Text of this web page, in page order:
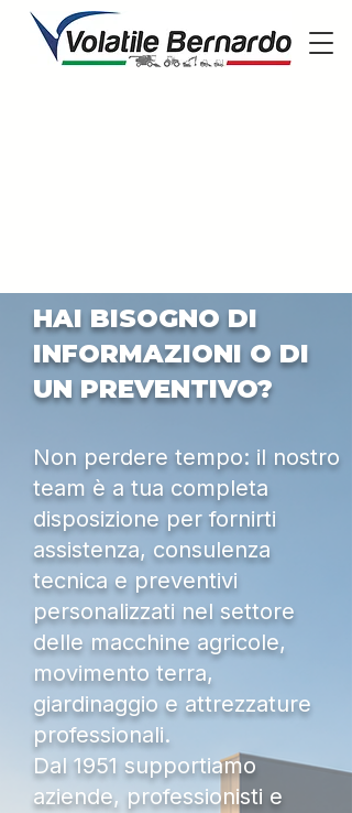
HAI BISOGNO DI
INFORMAZIONI O DI
UN PREVENTIVO?
Non perdere tempo: il nostro
team è a tua completa
disposizione per fornirti
assistenza, consulenza
tecnica e preventivi
personalizzati nel settore
delle macchine agricole,
movimento terra,
giardinaggio e attrezzature
professionali.
Dal 1951 supportiamo
aziende, professionisti e